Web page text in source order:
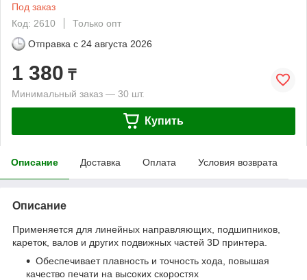
Под заказ
Код: 2610
Только опт
Отправка с 24 августа 2026
1 380 ₸
Минимальный заказ — 30 шт.
Купить
Описание Доставка Оплата Условия возврата
Описание
Применяется для линейных направляющих, подшипников,
кареток, валов и других подвижных частей 3D принтера.
Обеспечивает плавность и точность хода, повышая
качество печати на высоких скоростях